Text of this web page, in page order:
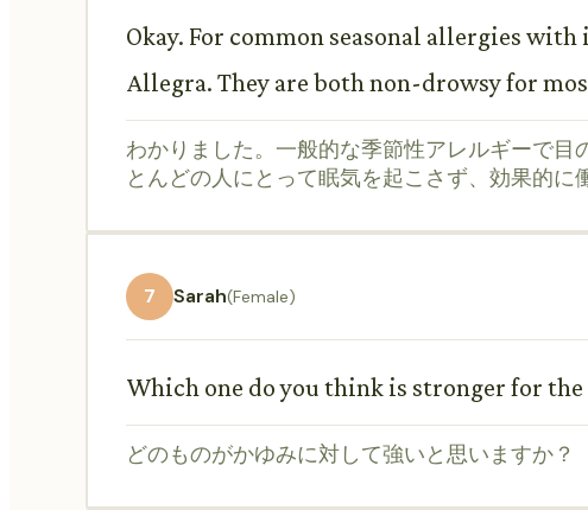
Okay. For common seasonal allergies
Allegra. They are both non-drowsy for
わかりました。一般的な季節性アレルギーで
とんどの人にとって眠気を起こさず、効果的に
7 Sarah(Female)
Which one do you think is stronger for
どのものがかゆみに対して強いと思いますか？